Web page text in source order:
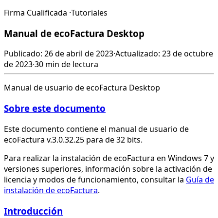
Firma Cualificada ·Tutoriales
Manual de ecoFactura Desktop
Publicado: 26 de abril de 2023·Actualizado: 23 de octubre
de 2023·30 min de lectura
Manual de usuario de ecoFactura Desktop
Sobre este documento
Este documento contiene el manual de usuario de
ecoFactura v.3.0.32.25 para de 32 bits.
Para realizar la instalación de ecoFactura en Windows 7 y
versiones superiores, información sobre la activación de
licencia y modos de funcionamiento, consultar la Guía de
instalación de ecoFactura.
Introducción